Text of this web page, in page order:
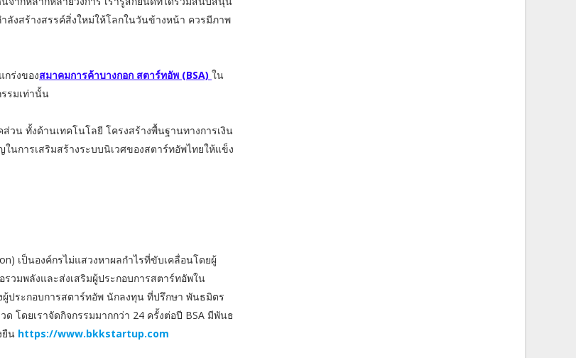
ลังสร้างสรรค์สิ่งใหม่ให้โลกในวันข้างหน้า ควรมีภาพ
กร่งของสมาคมการค้าบางกอก สตาร์ทอัพ (BSA) ใน
รมเท่านั้น
วน ทั้งด้านเทคโนโลยี โครงสร้างพื้นฐานทางการเงิน
การเสริมสร้างระบบนิเวศของสตาร์ทอัพไทยให้แข็ง
เป็นองค์กรไม่แสวงหาผลกำไรที่ขับเคลื่อนโดยผู้
วมพลังและส่งเสริมผู้ประกอบการสตาร์ทอัพใน
ประกอบการสตาร์ทอัพ นักลงทุน ที่ปรึกษา พันธมิตร
โดยเราจัดกิจกรรมมากกว่า 24 ครั้งต่อปี BSA มีพันธ
ยืน https://www.bkkstartup.com